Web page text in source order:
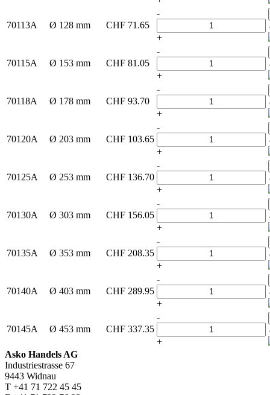
70113A Ø 128 mm CHF 71.65
-
+
70115A Ø 153 mm CHF 81.05
-
+
70118A Ø 178 mm CHF 93.70
-
+
70120A Ø 203 mm CHF 103.65
-
+
70125A Ø 253 mm CHF 136.70
-
+
70130A Ø 303 mm CHF 156.05
-
+
70135A Ø 353 mm CHF 208.35
-
+
70140A Ø 403 mm CHF 289.95
-
+
70145A Ø 453 mm CHF 337.35
-
+
Asko Handels AG
Industriestrasse 67
9443 Widnau
T +41 71 722 45 45